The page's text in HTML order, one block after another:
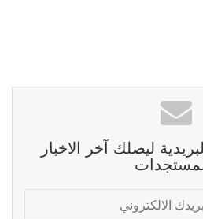
ليصلك آخر الاخبار